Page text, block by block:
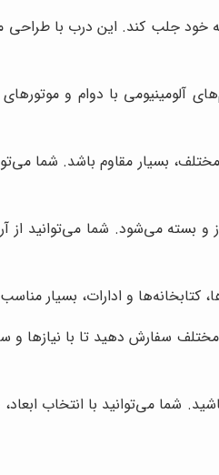
خود جلب کند. این درب با طراحی
با دوام و موتورهای
بسیار مقاوم باشد. شما
و بسته می‌شود. شما می‌توانید از
و ادارات، بسیار
سفارش دهید تا با نیازها و
شما می‌توانید با انتخاب